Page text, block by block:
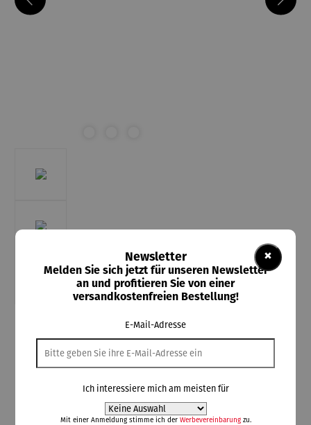
Sternzeichen Anhänger | 333 Gelbgold
×
Newsletter
Melden Sie sich jetzt für unseren Newsletter
an und profitieren Sie von einer
versandkostenfreien Bestellung!
E-Mail-Adresse
Ich interessiere mich am meisten für
Mit einer Anmeldung stimme ich der Werbevereinbarungzu.